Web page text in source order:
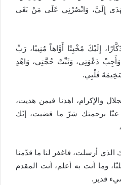
إِلَيَّ، وَانْصُرْنِي عَلَى مَنْ بَغَى
إِلَيْكَ مُخْبِتًا أَوَّاهاً مُنِيبًا، رَبِّ
دَعْوَتِي، وَثَبِّتْ حُجَّتِي، وَاهْدِ
قَلْبِي.
والإكرام، اهدنا فيمن هديت،
عنّا برحمتك شرّ ما قضيت، إنّك
الذي أرسلت، فاغفر لنا ما قدّمنا
وما أنت به أعلم، أنت المقدم
قدير.